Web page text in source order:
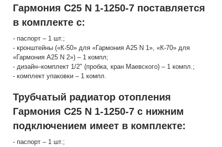
Гармония С25 N 1-1250-7 поставляется
в комплекте с:
- паспорт – 1 шт.;
- кронштейны («К-50» для «Гармония А25 N 1», «К-70» для
«Гармония А25 N 2») – 1 компл;
- дизайн–комплект 1/2" (пробка, кран Маевского) – 1 компл.;
- комплект упаковки – 1 компл.
Трубчатый радиатор отопления
Гармония С25 N 1-1250-7 с нижним
подключением имеет в комплекте:
- паспорт – 1 шт.;